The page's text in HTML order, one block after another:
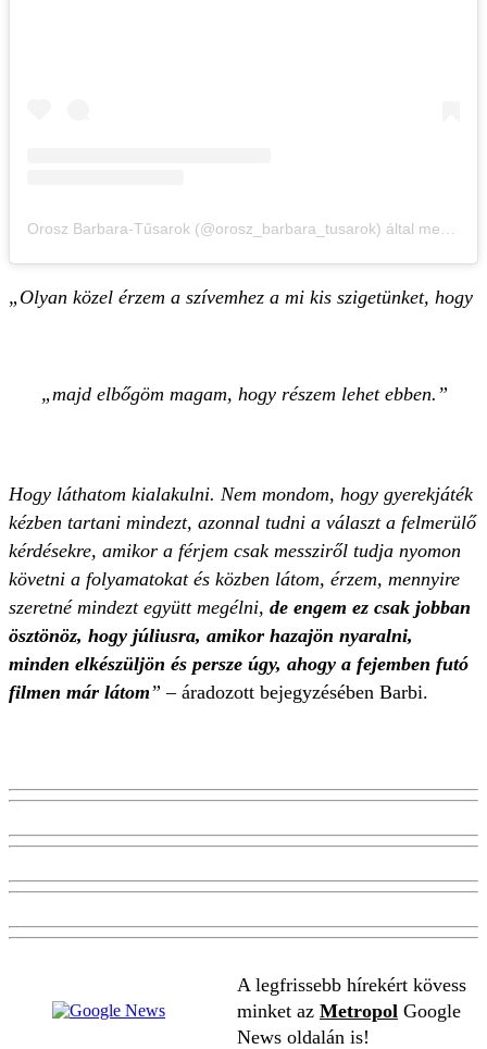
„Olyan közel érzem a szívemhez a mi kis szigetünket, hogy
majd elbőgöm magam, hogy részem lehet ebben.
Hogy láthatom kialakulni. Nem mondom, hogy gyerekjáték
kézben tartani mindezt, azonnal tudni a választ a felmerülő
kérdésekre, amikor a férjem csak messziről tudja nyomon
követni a folyamatokat és közben látom, érzem, mennyire
szeretné mindezt együtt megélni, de engem ez csak jobban
ösztönöz, hogy júliusra, amikor hazajön nyaralni,
minden elkészüljön és persze úgy, ahogy a fejemben futó
filmen már látom” –áradozott bejegyzésében Barbi.
A legfrissebb hírekért kövess
minket az Metropol Google
News oldalán is!